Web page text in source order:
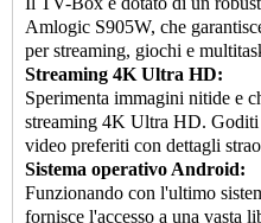
Amlogic S905W, che
per streaming, giochi e
Streaming 4K Ultra HD:
Sperimenta immagini nitide e
streaming 4K Ultra HD.
video preferiti con dettagli
Sistema operativo Android:
Funzionando con l'ultimo
fornisce l'accesso a una vasta